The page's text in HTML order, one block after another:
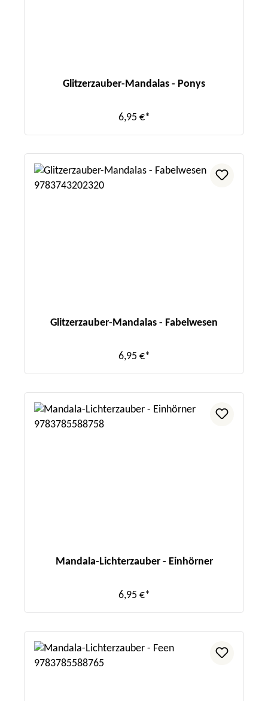
Glitzerzauber-Mandalas - Ponys
6,95 €*
Glitzerzauber-Mandalas - Fabelwesen
6,95 €*
Mandala-Lichterzauber - Einhörner
6,95 €*